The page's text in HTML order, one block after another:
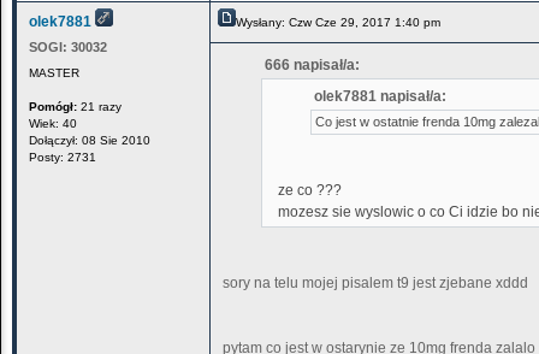
olek7881
SOGI: 30032
MASTER
Pomógł: 21 razy
Wiek: 40
Dołączył: 08 Sie 2010
Posty: 2731
Wysłany: Czw Cze 29, 2017 1:40 pm
666 napisał/a:
olek7881 napisał/a:
Co jest w ostatnie frenda 10mg
ze co ???
mozesz sie wyslowic o co Ci idzie bo
sory na telu mojej pisalem t9 jest zjebane xddd
pytam co jest w ostarynie ze 10mg frenda